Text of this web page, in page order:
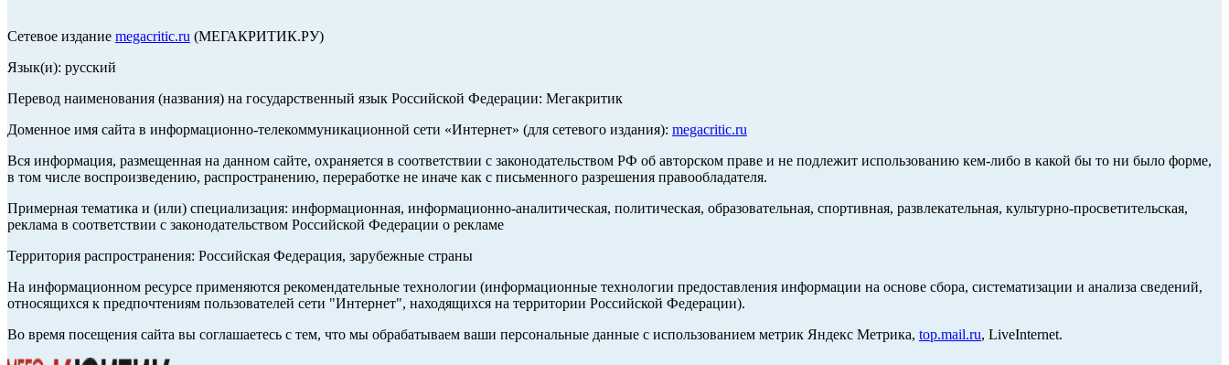
Сетевое издание megacritic.ru (МЕГАКРИТИК.РУ)
Язык(и): русский
Перевод наименования (названия) на государственный язык Российской Федерации: Мегакритик
Доменное имя сайта в информационно-телекоммуникационной сети «Интернет» (для сетевого издания): megacritic.ru
Вся информация, размещенная на данном сайте, охраняется в соответствии с законодательством РФ об авторском праве и не подлежит использованию кем-либо в какой бы то ни было форме,
в том числе воспроизведению, распространению, переработке не иначе как с письменного разрешения правообладателя.
Примерная тематика и (или) специализация: информационная, информационно-аналитическая, политическая, образовательная, спортивная, развлекательная, культурно-просветительская,
реклама в соответствии с законодательством Российской Федерации о рекламе
Территория распространения: Российская Федерация, зарубежные страны
На информационном ресурсе применяются рекомендательные технологии (информационные технологии предоставления информации на основе сбора, систематизации и анализа сведений,
относящихся к предпочтениям пользователей сети "Интернет", находящихся на территории Российской Федерации).
Во время посещения сайта вы соглашаетесь с тем, что мы обрабатываем ваши персональные данные с использованием метрик Яндекс Метрика, top.mail.ru, LiveInternet.